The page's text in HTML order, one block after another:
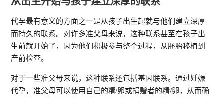
代孕最有意义的方面之一是从孩子出生起就与他们建立深厚
而持久的联系。对许多准父母来说，这种联系甚至在孩子出
生前就开始了，因为他们积极参与整个过程，从胚胎移植到
产前检查。
对于一些准父母来说，这种联系还包括基因联系。通过妊娠
代孕，准父母可以使用自己的精/卵或捐赠者的精/卵，从而确